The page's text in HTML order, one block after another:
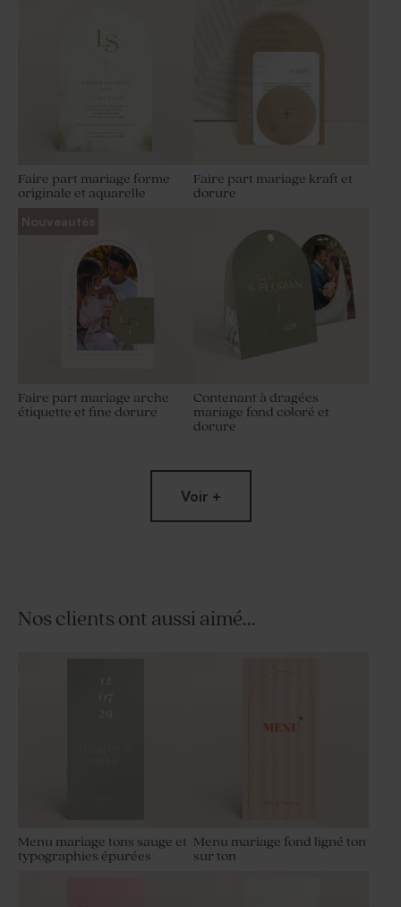
Faire part mariage forme
originale et aquarelle
Faire part mariage kraft et
dorure
Nouveautés
Faire part mariage arche
étiquette et fine dorure
Contenant à dragées
mariage fond coloré et
dorure
Voir +
Nos clients ont aussi aimé...
Menu mariage tons sauge et
typographies épurées
Menu mariage fond ligné ton
sur ton